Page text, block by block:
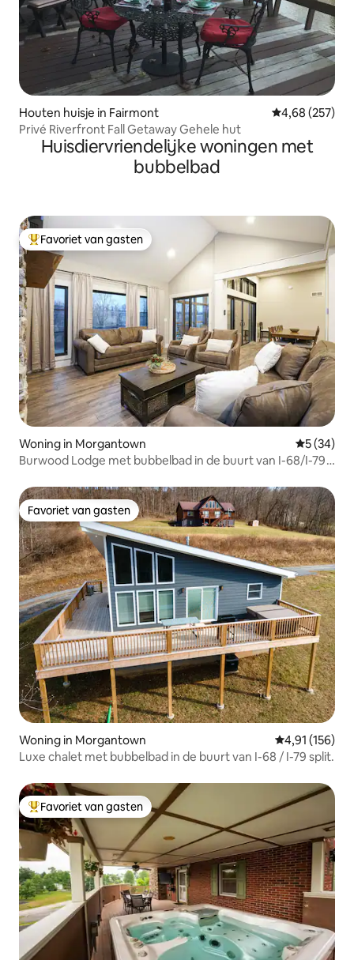
Houten huisje in Fairmont Gemiddelde
4,68 (257)
Privé Riverfront Fall Getaway Gehele hut
Huisdiervriendelijke woningen met
bubbelbad
Topfavoriet van gasten
Favoriet van gasten
Woning in Morgantown
5 (34)
Burwood Lodge met bubbelbad in de buurt van I-68/I-79
Favoriet van gasten
Favoriet van gasten
Woning in Morgantown Gemiddelde
4,91 (156)
Luxe chalet met bubbelbad in de buurt van I-68 / I-79 split.
Topfavoriet van gasten
Favoriet van gasten